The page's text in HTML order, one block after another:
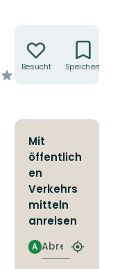
Besucht Speichern
Mit
öffentlich
en
Verkehrs
mitteln
anreisen
Abreise
A